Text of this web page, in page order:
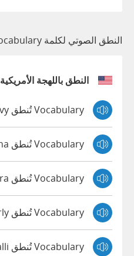
النطق الصوتي لكلمة Vocabulary
النطق باللهجة الأمريكية
Vocabulary تُنطق Ivy
Vocabulary تُنطق Joanna
Vocabulary تُنطق Kendra
Vocabulary تُنطق Kimberly
Vocabulary تُنطق Salli